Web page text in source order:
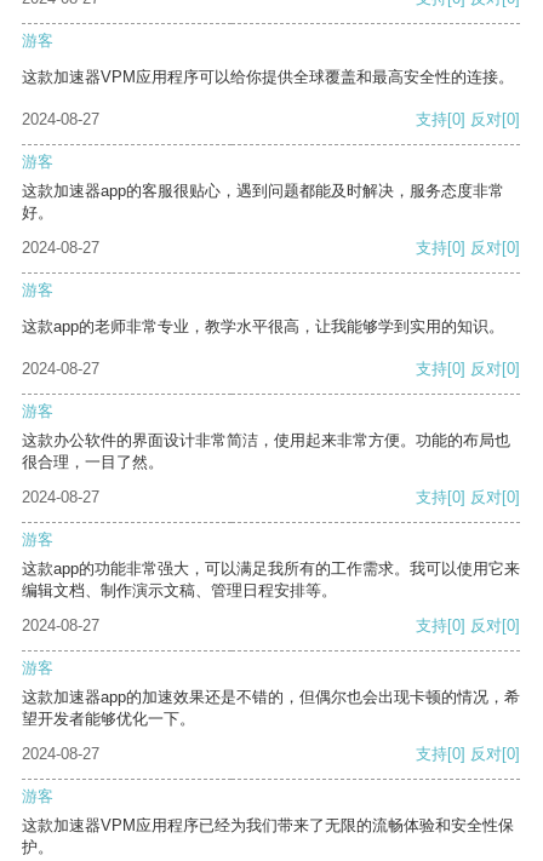
游客
这款加速器VPM应用程序可以给你提供全球覆盖和最高安全性的连接。
2024-08-27 支持[0] 反对[0]
游客
这款加速器app的客服很贴心，遇到问题都能及时解决，服务态度非常
好。
2024-08-27
支持[0] 反对[0]
游客
这款app的老师非常专业，教学水平很高，让我能够学到实用的知识。
2024-08-27 支持[0] 反对[0]
游客
这款办公软件的界面设计非常简洁，使用起来非常方便。功能的布局也
很合理，一目了然。
2024-08-27
支持[0] 反对[0]
游客
这款app的功能非常强大，可以满足我所有的工作需求。我可以使用它来
编辑文档、制作演示文稿、管理日程安排等。
2024-08-27
支持[0] 反对[0]
游客
这款加速器app的加速效果还是不错的，但偶尔也会出现卡顿的情况，希
望开发者能够优化一下。
2024-08-27
支持[0] 反对[0]
游客
这款加速器VPM应用程序已经为我们带来了无限的流畅体验和安全性保
护。